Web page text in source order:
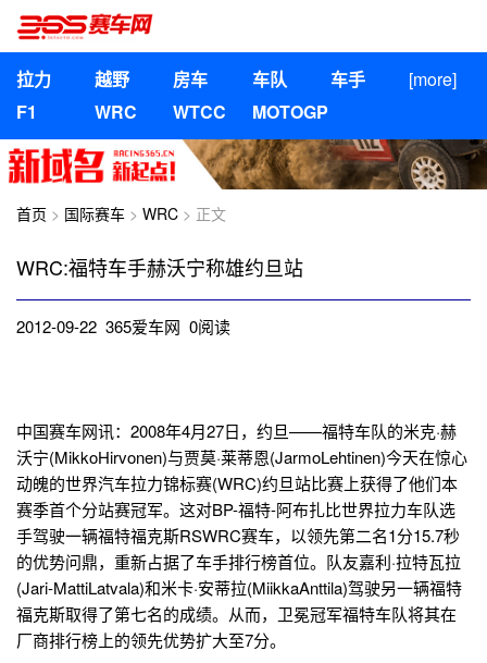
拉力 越野 房车 车队 车手
[more]
F1
WRC WTCC MOTOGP
首页 > 国际赛车 > WRC > 正文
WRC:福特车手赫沃宁称雄约旦站
2012-09-22 365爱车网 0阅读
中国赛车网讯：2008年4月27日，约旦——福特车队的米克·赫
沃宁(MikkoHirvonen)与贾莫·莱蒂恩(JarmoLehtinen)今天在惊心
动魄的世界汽车拉力锦标赛(WRC)约旦站比赛上获得了他们本
赛季首个分站赛冠军。这对BP-福特-阿布扎比世界拉力车队选
手驾驶一辆福特福克斯RSWRC赛车，以领先第二名1分15.7秒
的优势问鼎，重新占据了车手排行榜首位。队友嘉利·拉特瓦拉
(Jari-MattiLatvala)和米卡·安蒂拉(MiikkaAnttila)驾驶另一辆福特
福克斯取得了第七名的成绩。从而，卫冕冠军福特车队将其在
厂商排行榜上的领先优势扩大至7分。